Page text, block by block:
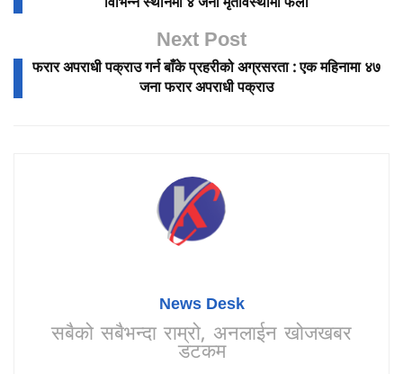
Next Post
फरार अपराधी पक्राउ गर्न बाँके प्रहरीको अग्रसरता : एक महिनामा ४७
जना फरार अपराधी पक्राउ
News Desk
सबैको सबैभन्दा राम्रो, अनलाईन खोजखबर
डटकम